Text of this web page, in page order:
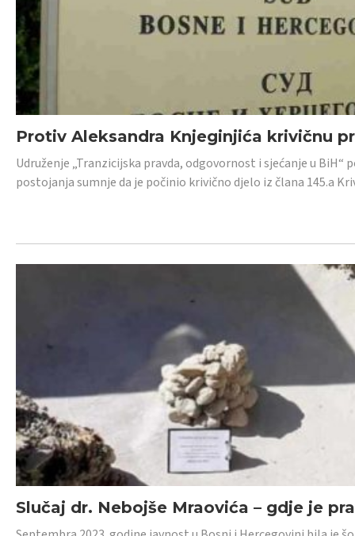
Protiv Aleksandra Knjeginjića krivičnu
Udruženje „Tranzicijska pravda, odgovornost i sjećanje u
postojanja sumnje da je počinio krivično djelo iz člana 145.a
Slučaj dr. Nebojše Mraovića – gdje je